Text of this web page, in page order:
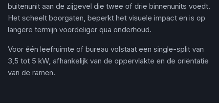
buitenunit aan de zijgevel die twee of drie binnenunits voedt.
Het scheelt boorgaten, beperkt het visuele impact en is op
langere termijn voordeliger qua onderhoud.
Voor één leefruimte of bureau volstaat een single-split van
3,5 tot 5 kW, afhankelijk van de oppervlakte en de oriëntatie
van de ramen.